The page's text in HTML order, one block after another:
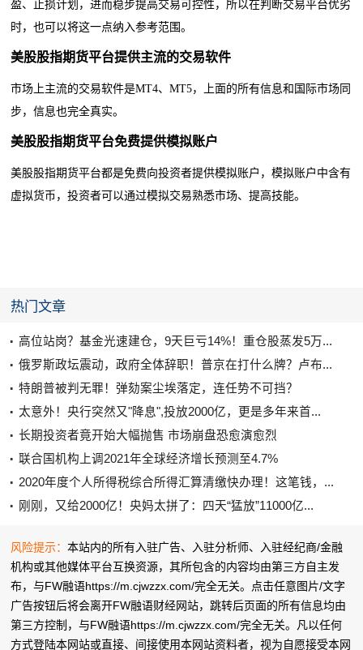
盈、止损计划，进而稳步提高交易可控性，所以在判断交易平台优劣
时，也可以将这一点纳入参考范围。
美股股指期货平台提供主流的交易软件
市场上主流的交易软件是MT4、MT5，上面的所有信息和国际市场同
步，信息也完全真实。
美股股指期货平台免费提供模拟账户
美股股指期货平台都是免费向投资者提供模拟账户，模拟账户中含有
虚拟货币 ，投资者可以通过模拟交易熟悉市场、提高技能。
热门文章
高位站岗？基金光速建仓，9天巨亏14%！重仓股蒸发5万...
俄罗斯政坛震动，政府全体辞职！普京在打什么牌？卢布...
特朗普被判无罪！弹劾案尘埃落定，连任势不可挡？
太意外！央行突然又"降息",投放2000亿，更是多年来首...
长期投资者竟开始大幅抛售 市场崩盘恐愈演愈烈
联合国机构上调2021年全球经济增长预测至4.7%
2020年度个人所得税综合所得汇算清缴快办理！这笔钱，...
刚刚，又给2000亿！央妈太拼了：四天“猛放”11000亿...
风险提示：本站内的所有入驻广告、入驻分析师、入驻经纪商/金融
机构或其他媒体平台互换资源，其所包含的内容均由第三方自主发
布，与FW融语https://m.cjwzzx.com/完全无关。点击任意图片/文字
广告按钮后将会离开FW融语财经网站，跳转后页面的所有信息均由
第三方控制，与FW融语https://m.cjwzzx.com/完全无关。凡以任何
方式登陆本网站或直接、间接使用本网站资料者，视为自愿接受本网